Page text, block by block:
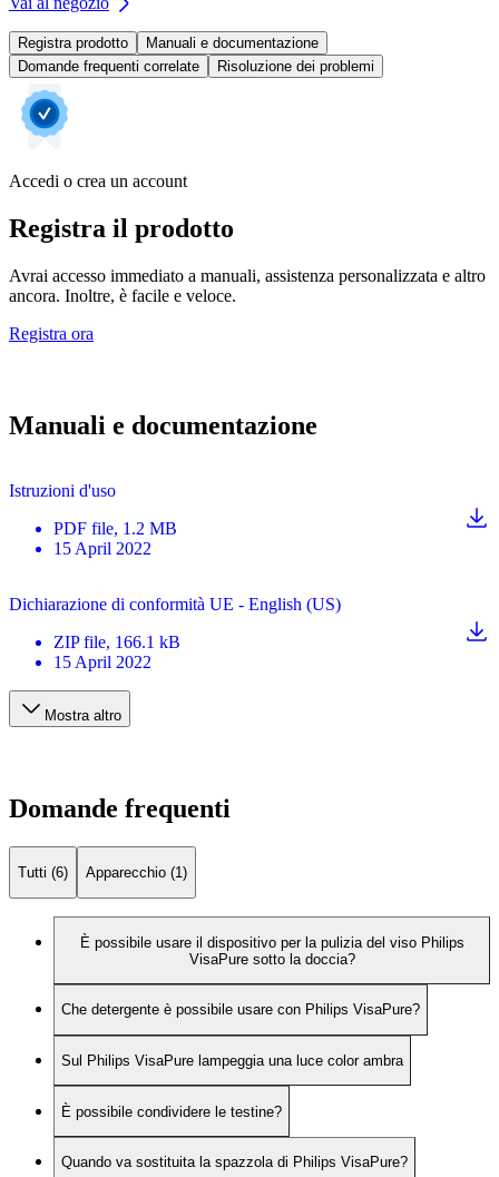
Registra prodotto
Manuali e documentazione
Domande frequenti correlate
Risoluzione dei problemi
Accedi o crea un account
Registra il prodotto
Avrai accesso immediato a manuali, assistenza personalizzata e altro
ancora. Inoltre, è facile e veloce.
Registra ora
Manuali e documentazione
Istruzioni d'uso
PDF file, 1.2 MB
15 April 2022
Dichiarazione di conformità UE - English (US)
ZIP file, 166.1 kB
15 April 2022
Mostra altro
Domande frequenti
Tutti (6) Apparecchio (1)
È possibile usare il dispositivo per la pulizia del viso Philips
VisaPure sotto la doccia?
Che detergente è possibile usare con Philips VisaPure?
Sul Philips VisaPure lampeggia una luce color ambra
È possibile condividere le testine?
Quando va sostituita la spazzola di Philips VisaPure?